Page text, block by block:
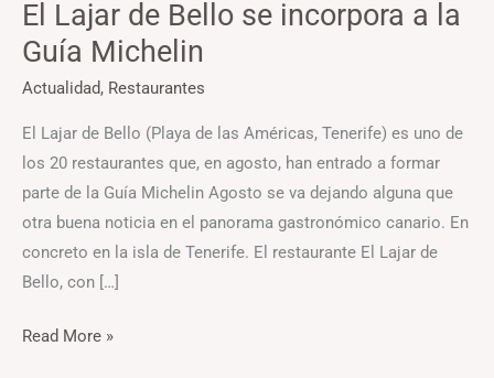
El Lajar de Bello se incorpora a la
Guía Michelin
Actualidad, Restaurantes
El Lajar de Bello (Playa de las Américas, Tenerife) es uno de
los 20 restaurantes que, en agosto, han entrado a formar
parte de la Guía Michelin Agosto se va dejando alguna que
otra buena noticia en el panorama gastronómico canario. En
concreto en la isla de Tenerife. El restaurante El Lajar de
Bello, con […]
Read More »